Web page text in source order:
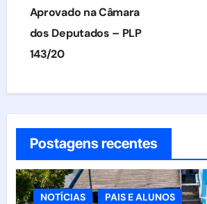
Aprovado na Câmara
dos Deputados – PLP
143/20
Postagens recentes
NOTÍCIAS PAIS E ALUNOS